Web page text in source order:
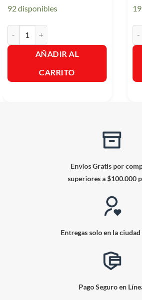
92 disponibles
AÑADIR AL
CARRITO
Envios Gratis por
superiores a $100.000
Entregas solo en la ciudad
Pago Seguro en